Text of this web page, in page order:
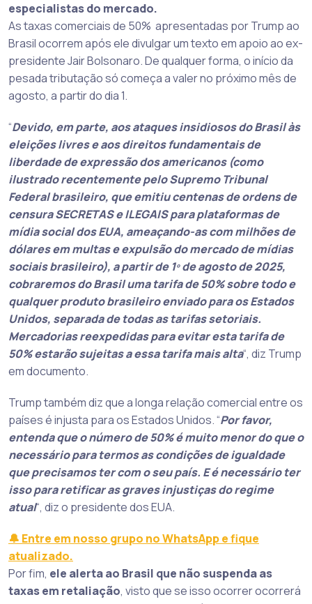
especialistas do mercado.
As taxas comerciais de 50% apresentadas por Trump ao
Brasil ocorrem após ele divulgar um texto em apoio ao ex-
presidente Jair Bolsonaro. De qualquer forma, o início da
pesada tributação só começa a valer no próximo mês de
agosto, a partir do dia 1.
“Devido, em parte, aos ataques insidiosos do Brasil às
eleições livres e aos direitos fundamentais de
liberdade de expressão dos americanos (como
ilustrado recentemente pelo Supremo Tribunal
Federal brasileiro, que emitiu centenas de ordens de
censura SECRETAS e ILEGAIS para plataformas de
mídia social dos EUA, ameaçando-as com milhões de
dólares em multas e expulsão do mercado de mídias
sociais brasileiro), a partir de 1º de agosto de 2025,
cobraremos do Brasil uma tarifa de 50% sobre todo e
qualquer produto brasileiro enviado para os Estados
Unidos, separada de todas as tarifas setoriais.
Mercadorias reexpedidas para evitar esta tarifa de
50% estarão sujeitas a essa tarifa mais alta“, diz Trump
em documento.
Trump também diz que a longa relação comercial entre os
países é injusta para os Estados Unidos. “Por favor,
entenda que o número de 50% é muito menor do que o
necessário para termos as condições de igualdade
que precisamos ter com o seu país. E é necessário ter
isso para retificar as graves injustiças do regime
atual“, diz o presidente dos EUA.
🔔 Entre em nosso grupo no WhatsApp e fique
atualizado.
Por fim, ele alerta ao Brasil que não suspenda as
taxas em retaliação, visto que se isso ocorrer ocorrerá